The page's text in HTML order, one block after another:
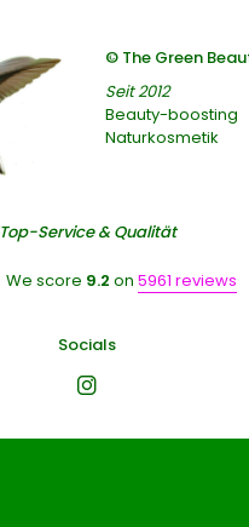
© The Green
Seit 2012
Beauty-boosting
Naturkosmetik
Top-Service & Qualität
We score 9.2 on 5961 reviews
Socials